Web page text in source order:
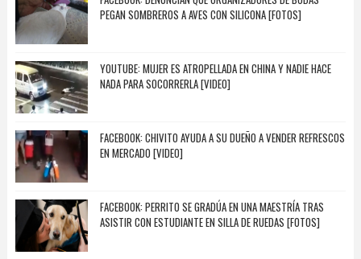
PEGAN SOMBREROS A AVES CON SILICONA [FOTOS]
YOUTUBE: MUJER ES ATROPELLADA EN CHINA Y NADIE HACE
NADA PARA SOCORRERLA [VIDEO]
FACEBOOK: CHIVITO AYUDA A SU DUEÑO A VENDER REFRESCOS
EN MERCADO [VIDEO]
FACEBOOK: PERRITO SE GRADÚA EN UNA MAESTRÍA TRAS
ASISTIR CON ESTUDIANTE EN SILLA DE RUEDAS [FOTOS]